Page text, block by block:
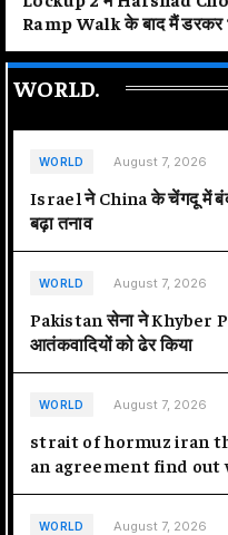
Ramp Walk के बाद मैं डरकर
WORLD.
WORLD August 7, 2026
Israel ने China के चेंगदू में बंद
बढ़ा तनाव
WORLD August 7, 2026
Pakistan सेना ने Khyber
आतंकवादियों को ढेर किया
WORLD August 7, 2026
strait of hormuz iran
an agreement find
WORLD August 7, 2026